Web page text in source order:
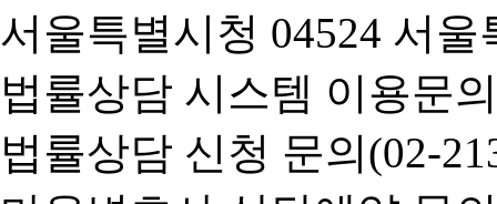
서울특별시청 04524 서
법률상담 시스템 이용문
법률상담 신청 문의(02-